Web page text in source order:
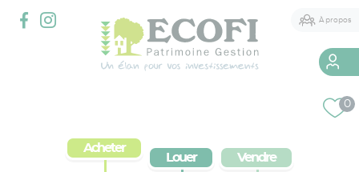
À propos
2 agences à votre service
0
Acheter
Louer Vendre